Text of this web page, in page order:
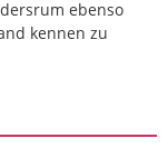
ebenso
kennen zu